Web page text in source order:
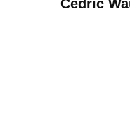
Cedric